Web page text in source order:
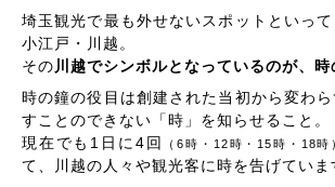
埼玉観光で最も外せないスポットといって
小江戸・川越。
その川越でシンボルとなっているのが、時
時の鐘の役目は創建された当初から変わ
すことのできない「時」を知らせること。
現在でも1日に4回
（6時・12時・15時・18時
て、川越の人々や観光客に時を告げていま